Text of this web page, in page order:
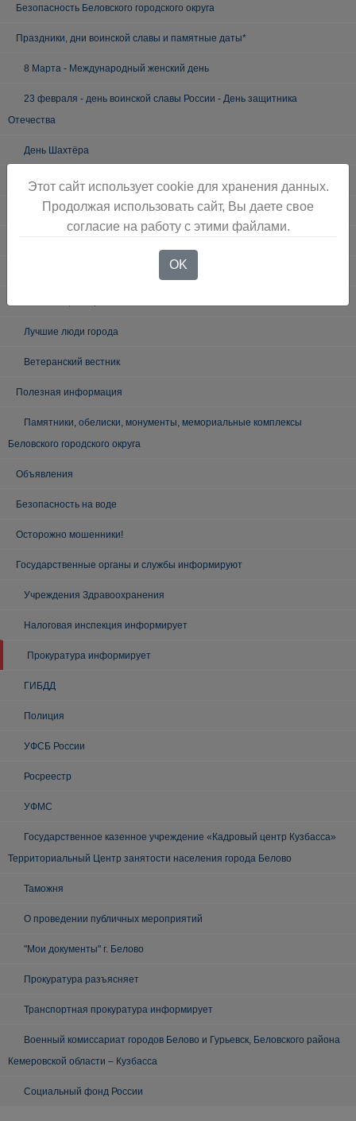
Безопасность Беловского городского округа
Праздники, дни воинской славы и памятные даты*
8 Марта - Международный женский день
23 февраля - день воинской славы России - День защитника
Отечества
День Шахтёра
9 Мая - День Победы
19 мая - День пионерии
Лучшие люди города
Ветеранский вестник
Полезная информация
Памятники, обелиски, монументы, мемориальные комплексы
Беловского городского округа
Объявления
Безопасность на воде
Осторожно мошенники!
Государственные органы и службы информируют
Учреждения Здравоохранения
Налоговая инспекция информирует
Прокуратура информирует
ГИБДД
Полиция
УФСБ России
Росреестр
УФМС
Государственное казенное учреждение «Кадровый центр Кузбасса»
Территориальный Центр занятости населения города Белово
Таможня
О проведении публичных мероприятий
"Мои документы" г. Белово
Прокуратура разъясняет
Транспортная прокуратура информирует
Военный комиссариат городов Белово и Гурьевск, Беловского района
Кемеровской области – Кузбасса
Социальный фонд России
Этот сайт использует cookie для хранения данных.
Продолжая использовать сайт, Вы даете свое
согласие на работу с этими файлами.
OK